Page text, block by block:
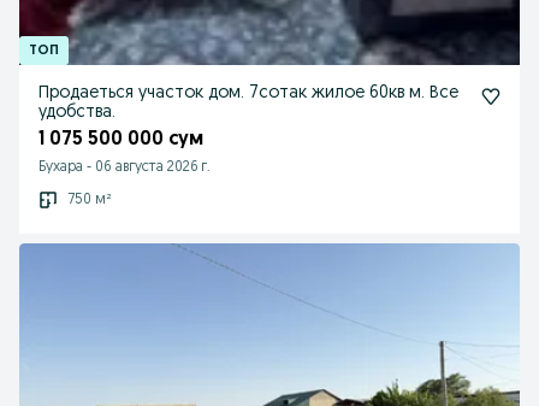
Продаеться участок дом. 7сотак жилое 60кв м. Все
удобства.
1 075 500 000 сум
Бухара - 06 августа 2026 г.
750 м²